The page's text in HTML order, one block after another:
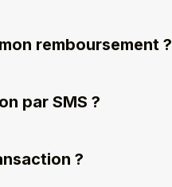
remboursement ?
par SMS ?
?